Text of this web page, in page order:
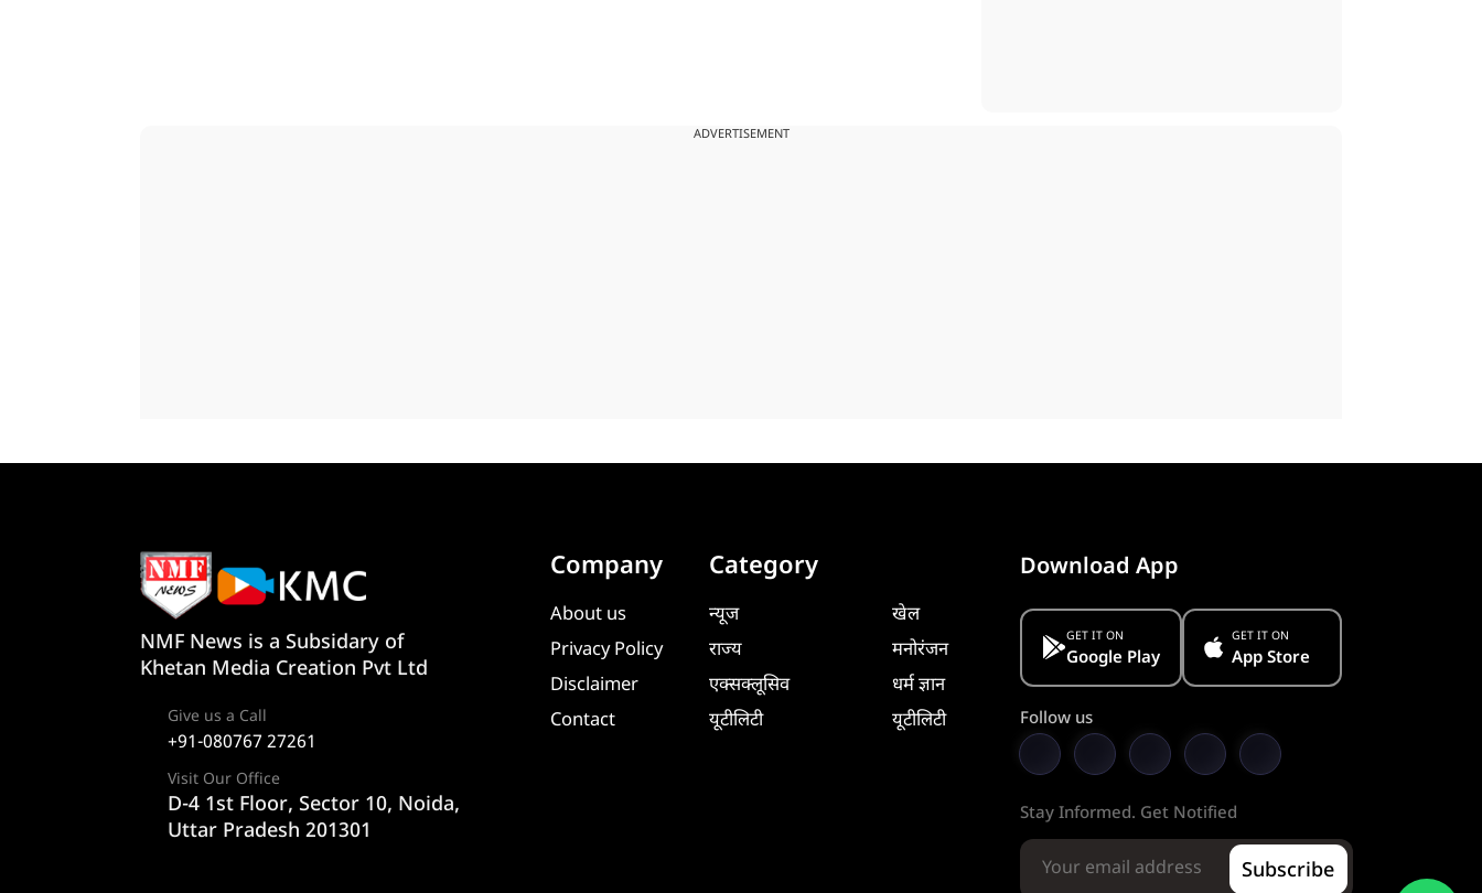
ADVERTISEMENT
NMF News is a Subsidary of
Khetan Media Creation Pvt Ltd
Give us a Call
+91-080767 27261
Visit Our Office
D-4 1st Floor, Sector 10, Noida,
Uttar Pradesh 201301
Company
About us
Privacy Policy
Disclaimer
Contact
Category
न्यूज
राज्य
एक्सक्लूसिव
यूटीलिटी
खेल
मनोरंजन
धर्म ज्ञान
यूटीलिटी
Download App
GET IT ON
Google Play
GET IT ON
App Store
Follow us
Stay Informed. Get Notified
Subscribe